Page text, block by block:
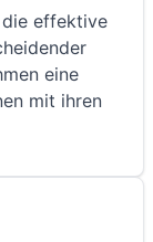
die effektive
eine
mit ihren